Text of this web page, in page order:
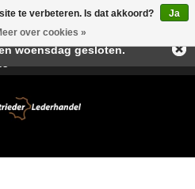
te verbeteren. Is dat akkoord?
Ja
over cookies »
zijn wij in juli en
woensdag gesloten.